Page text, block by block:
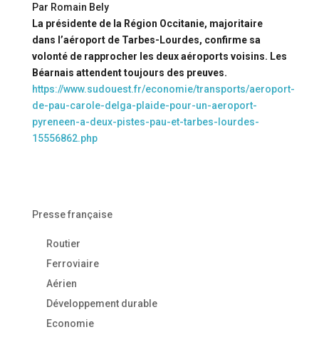
Par Romain Bely
La présidente de la Région Occitanie, majoritaire
dans l’aéroport de Tarbes-Lourdes, confirme sa
volonté de rapprocher les deux aéroports voisins. Les
Béarnais attendent toujours des preuves.
https://www.sudouest.fr/economie/transports/aeroport-
de-pau-carole-delga-plaide-pour-un-aeroport-
pyreneen-a-deux-pistes-pau-et-tarbes-lourdes-
15556862.php
Presse française
Routier
Ferroviaire
Aérien
Développement durable
Economie